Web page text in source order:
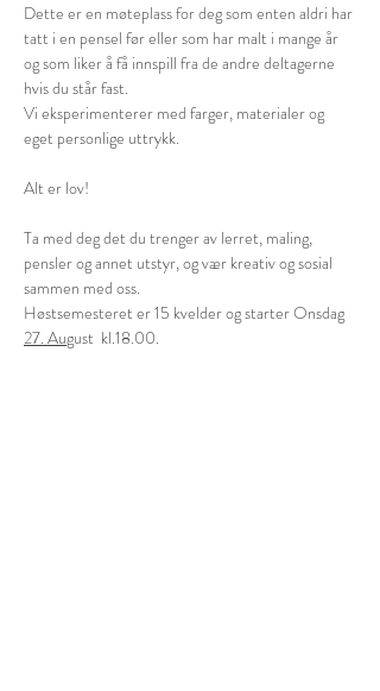
Dette er en møteplass for deg som enten aldri har
tatt i en pensel før eller som har malt i mange år
og som liker å få innspill fra de andre deltagerne
hvis du står fast.
Vi eksperimenterer med farger, materialer og
eget personlige uttrykk.
Alt er lov!
Ta med deg det du trenger av lerret, maling,
pensler og annet utstyr, og vær kreativ og sosial
sammen med oss.
Høstsemesteret er 15 kvelder og starter Onsdag
27. August  kl.18.00.